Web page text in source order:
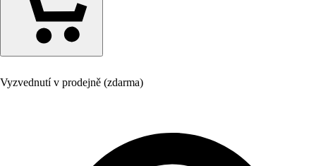
Vyzvednutí v prodejně (zdarma)